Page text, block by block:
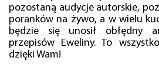
pozostaną audycje autorskie,
poranków na żywo, a w wielu
będzie się unosił obłędny
przepisów Eweliny. To
dzięki Wam!